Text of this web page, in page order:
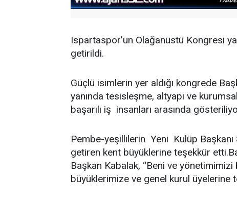
Ispartaspor’un Olağanüstü Kongresi
getirildi.
Güçlü isimlerin yer aldığı kongrede
yanında tesisleşme, altyapı ve
başarılı iş insanları arasında
Pembe-yeşillilerin Yeni Kulüp
getiren kent büyüklerine teşekkür
Başkan Kabalak, “Beni ve
büyüklerimize ve genel kurul üyelerine